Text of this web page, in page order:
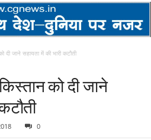
दी जाने सहायता में की भारी कटौती
को दी जाने
0